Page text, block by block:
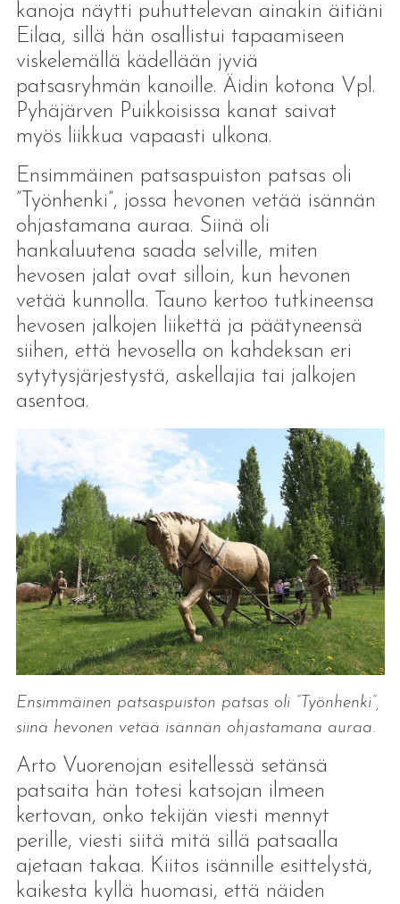
kanoja näytti puhuttelevan ainakin äitiäni
Eilaa, sillä hän osallistui tapaamiseen
viskelemällä kädellään jyviä
patsasryhmän kanoille. Äidin kotona Vpl.
Pyhäjärven Puikkoisissa kanat saivat
myös liikkua vapaasti ulkona.
Ensimmäinen patsaspuiston patsas oli
”Työnhenki”, jossa hevonen vetää isännän
ohjastamana auraa. Siinä oli
hankaluutena saada selville, miten
hevosen jalat ovat silloin, kun hevonen
vetää kunnolla. Tauno kertoo tutkineensa
hevosen jalkojen liikettä ja päätyneensä
siihen, että hevosella on kahdeksan eri
sytytysjärjestystä, askellajia tai jalkojen
asentoa.
Ensimmäinen patsaspuiston patsas oli ”Työnhenki”,
siinä hevonen vetää isännän ohjastamana auraa.
Arto Vuorenojan esitellessä setänsä
patsaita hän totesi katsojan ilmeen
kertovan, onko tekijän viesti mennyt
perille, viesti siitä mitä sillä patsaalla
ajetaan takaa. Kiitos isännille esittelystä,
kaikesta kyllä huomasi, että näiden